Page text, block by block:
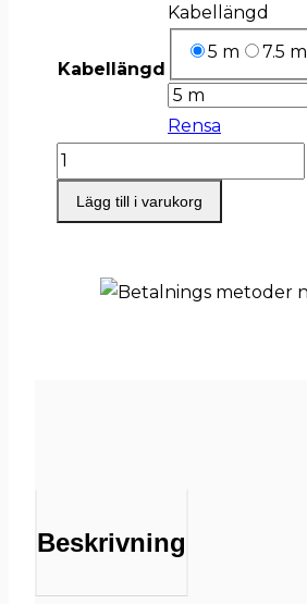
Kabellängd
Kabellängd
5 m
7.5 m
Rensa
eConnect™
Laddkabel
5-
(13,8kW)
Lägg till i varukorg
Beskrivning